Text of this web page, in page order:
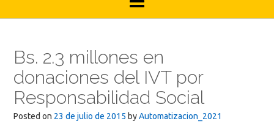
Bs. 2.3 millones en
donaciones del IVT por
Responsabilidad Social
Posted on 23 de julio de 2015 byAutomatizacion_2021